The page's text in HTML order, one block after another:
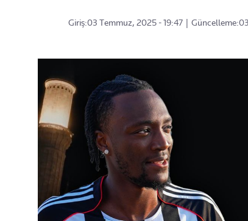
Giriş:03 Temmuz, 2025 - 19:47 Güncelleme: